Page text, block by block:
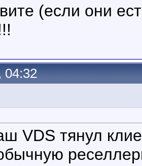
(если они
04:32
VDS тянул